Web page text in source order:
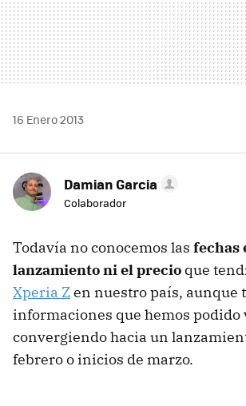
16 Enero 2013
Damian Garcia
Colaborador
Todavía no conocemos las fechas
lanzamiento ni el precio que
Xperia Zen nuestro país, aunque
informaciones que hemos podido
convergiendo hacia un
febrero o inicios de marzo.